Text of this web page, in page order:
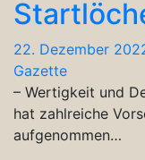
22. Dezember
Gazette
– Wertigkeit und
hat zahlreiche
aufgenommen…